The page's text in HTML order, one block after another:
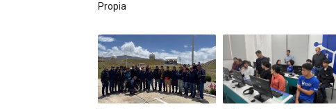
Propia